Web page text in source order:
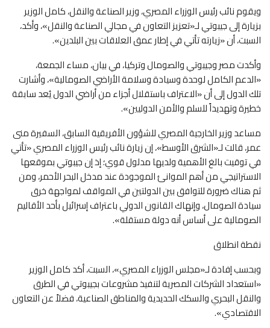
ويقوم نائب رئيس الوزراء المصري، وزير الصناعة والنقل، كامل الوزير
بزيارة إلى جيبوتي لـ«تعزيز التعاون في مجالي الصناعة والنقل»، وأكد،
السبت، أن «زيارته تأتي في إطار عمق العلاقات بين البلدين».
وأكدت مصر وجيبوتي والصومال وتركيا، في بيان، مساء الجمعة،
«الدعم الكامل لوحدة وسيادة وسلامة الأراضي الصومالية»، وأشارت
تلك الدول إلى أن «الاعتراف باستقلال أجزاء من أراضي الدول يُعد سابقة
خطيرة وتهديداً للسلم والأمن الدوليين».
مساعد وزير الخارجية المصري للشؤون الأفريقية السابق، السفيرة منى
عمر، قالت لـ«الشرق الأوسط»، إن زيارة نائب رئيس الوزراء المصري «تأتي
في توقيت بالغ الأهمية ولديها مدلول قوي؛ إذ إن جيبوتي بموقعها
الاستراتيجي من أهم الموانئ الموجودة عند مدخل البحر الأحمر، ومن
ثم هناك ضرورة للتوافق بين الدولتين في المواقف لمواجهة خرق
سيادة الصومال، وإنهاك القانون الدولي باعتراف إسرائيل بأحد الأقاليم
الصومالية على أساس أنه دولة مستقلة».
نقطة انطلاق
وبحسب إفادة لـ«مجلس الوزراء المصري»، السبت، أكد كامل الوزير
«استعداد الشركات المصرية لتنفيذ مشروعات بجيبوتي في الطرق
والنقل البحري والسكك الحديدية والمناطق الصناعية، فضلاً عن التعاون
الاقتصادي».